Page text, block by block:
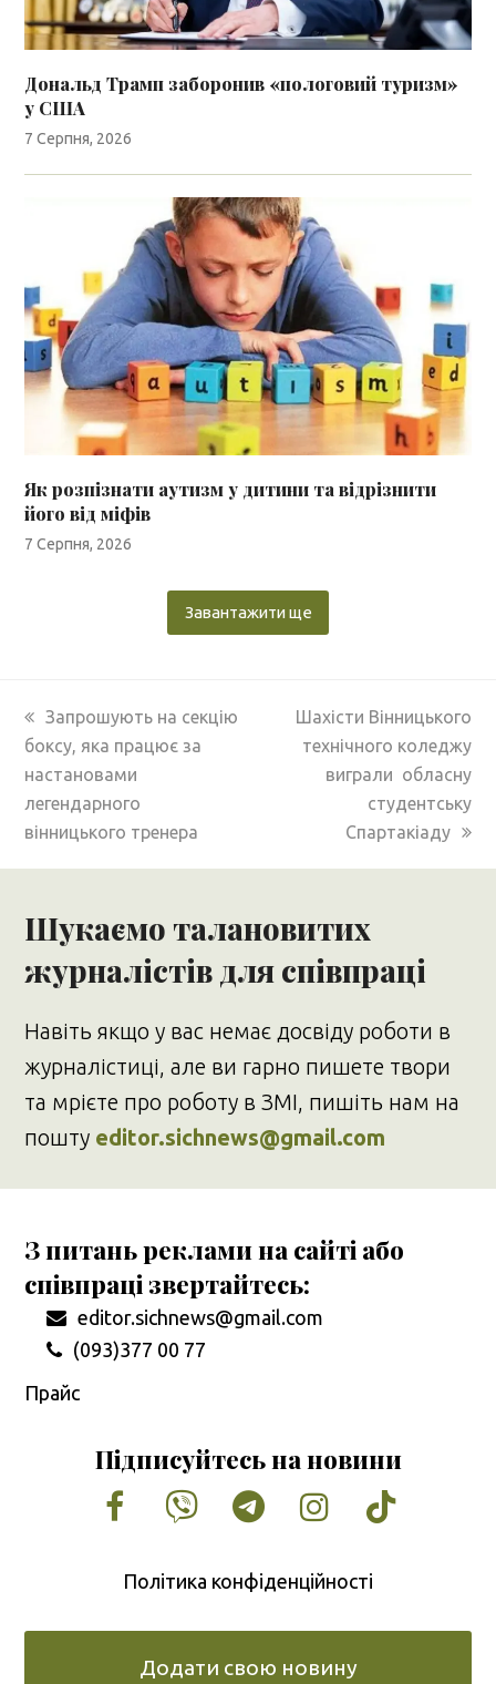
Дональд Трамп заборонив «пологовий туризм»
у США
7 Серпня, 2026
Як розпізнати аутизм у дитини та відрізнити
його від міфів
7 Серпня, 2026
Завантажити ще
previous
post:
Запрошують на секцію
боксу, яка працює за
настановами
легендарного
вінницького тренера
next
post:
Шахісти Вінницького
технічного коледжу
виграли обласну
студентську
Спартакіаду
Шукаємо талановитих
журналістів для співпраці
Навіть якщо у вас немає досвіду роботи в
журналістиці, але ви гарно пишете твори
та мрієте про роботу в ЗМІ, пишіть нам на
пошту editor.sichnews@gmail.com
З питань реклами на сайті або
співпраці звертайтесь:
editor.sichnews@gmail.com
(093)377 00 77
Прайс
Підписуйтесь на новини
Facebook
VimeoTumblrInstagram
Tiktok
Політика конфіденційності
Додати свою новину